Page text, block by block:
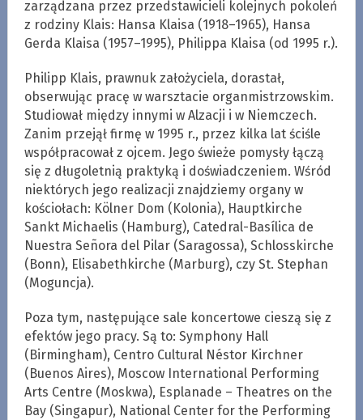
zarządzana przez przedstawicieli kolejnych pokoleń
z rodziny Klais: Hansa Klaisa (1918–1965), Hansa
Gerda Klaisa (1957–1995), Philippa Klaisa (od 1995 r.).
Philipp Klais, prawnuk założyciela, dorastał,
obserwując pracę w warsztacie organmistrzowskim.
Studiował między innymi w Alzacji i w Niemczech.
Zanim przejął firmę w 1995 r., przez kilka lat ściśle
współpracował z ojcem. Jego świeże pomysły łączą
się z długoletnią praktyką i doświadczeniem. Wśród
niektórych jego realizacji znajdziemy organy w
kościołach: Kölner Dom (Kolonia), Hauptkirche
Sankt Michaelis (Hamburg), Catedral-Basílica de
Nuestra Señora del Pilar (Saragossa), Schlosskirche
(Bonn), Elisabethkirche (Marburg), czy St. Stephan
(Moguncja).
Poza tym, następujące sale koncertowe cieszą się z
efektów jego pracy. Są to: Symphony Hall
(Birmingham), Centro Cultural Néstor Kirchner
(Buenos Aires), Moscow International Performing
Arts Centre (Moskwa), Esplanade – Theatres on the
Bay (Singapur), National Center for the Performing